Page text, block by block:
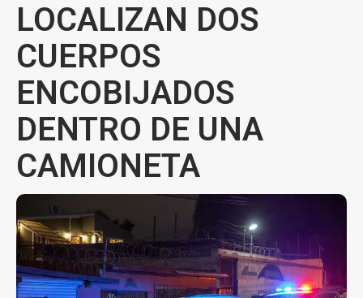
LOCALIZAN DOS
CUERPOS
ENCOBIJADOS
DENTRO DE UNA
CAMIONETA